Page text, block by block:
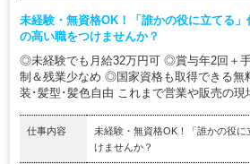
未経験・無資格OK！「誰かの役に立てる
の高い職をつけませんか？
◎未経験でも月給32万円可 ◎賞与年2回＋
制＆残業少なめ ◎国家資格も取得できる
装･髪型･髪色自由 これまで営業や販売の
仕事内容
未経験・無資格OK！「誰かの役
けませんか？